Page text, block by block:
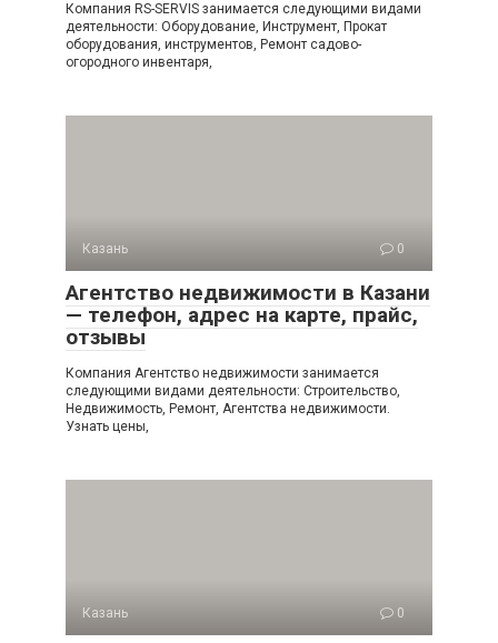
Компания RS-SERVIS занимается следующими видами
деятельности: Оборудование, Инструмент, Прокат
оборудования, инструментов, Ремонт садово-
огородного инвентаря,
Казань 0
Агентство недвижимости в Казани
— телефон, адрес на карте, прайс,
отзывы
Компания Агентство недвижимости занимается
следующими видами деятельности: Строительство,
Недвижимость, Ремонт, Агентства недвижимости.
Узнать цены,
Казань 0